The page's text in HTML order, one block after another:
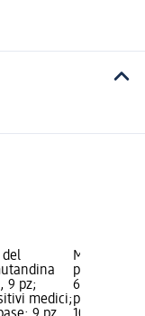
del
9 pz;
medici;
Marca:
prodotto:
6 xl (15-20
pz; Prezzo: